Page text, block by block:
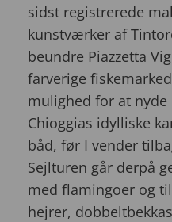
sidst registrerede
kunstværker af
beundre Piazzetta
farverige
mulighed for at
Chioggias idylliske
båd, før I vender
Sejlturen går derpå
med flamingoer og
hejrer,